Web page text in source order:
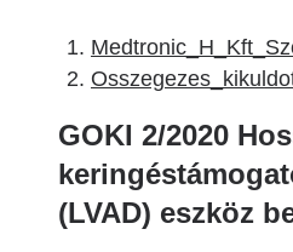
GOKI 2/2020
(LVAD) eszköz